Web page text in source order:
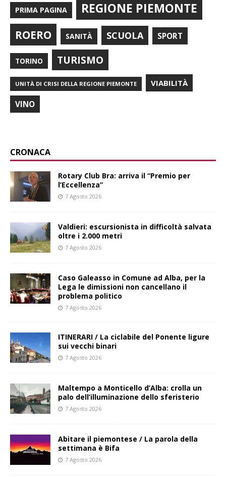
PRIMA PAGINA REGIONE PIEMONTE
ROERO SANITÀ SCUOLA SPORT
TORINO TURISMO
UNITÀ DI CRISI DELLA REGIONE PIEMONTE VIABILITÀ
VINO
CRONACA
Rotary Club Bra: arriva il “Premio per
l’Eccellenza”
7 Agosto 2026
Valdieri: escursionista in difficoltà salvata
oltre i 2.000 metri
7 Agosto 2026
Caso Galeasso in Comune ad Alba, per la
Lega le dimissioni non cancellano il
problema politico
7 Agosto 2026
ITINERARI / La ciclabile del Ponente ligure
sui vecchi binari
7 Agosto 2026
Maltempo a Monticello d’Alba: crolla un
palo dell’illuminazione dello sferisterio
7 Agosto 2026
Abitare il piemontese / La parola della
settimana è Bifa
7 Agosto 2026